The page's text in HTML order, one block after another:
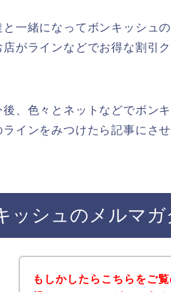
と一緒になってボンキッシュ
店がラインなどでお得な割引
後、色々とネットなどでボン
ラインをみつけたら記事にさ
ッシュのメルマ
もしかしたらこちらをご